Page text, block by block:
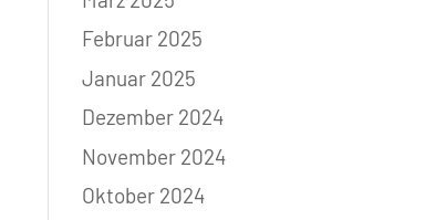
Februar 2025
Januar 2025
Dezember 2024
November 2024
Oktober 2024